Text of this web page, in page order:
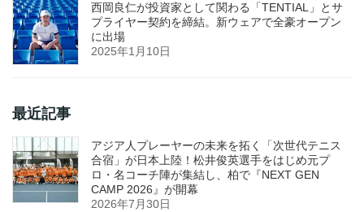
西岡良仁が投資家として関わる「TENTIAL」とサ
プライヤー契約を締結。新ウェアで全豪オープン
に出場
2025年1月10日
最近記事
アジア人プレーヤーの未来を拓く「次世代テニス
合宿」が日本上陸！松井俊英選手をはじめ元プ
ロ・名コーチ陣が集結し、柏で『NEXT GEN
CAMP 2026』が開幕
2026年7月30日